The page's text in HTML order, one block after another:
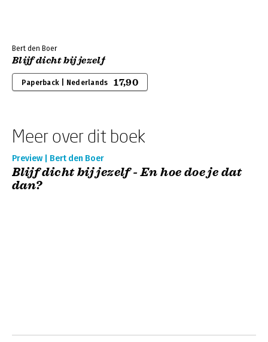
Bert den Boer
Blijf dicht bij jezelf
Paperback | Nederlands 17,90
Meer over dit boek
Preview | Bert den Boer
Blijf dicht bij jezelf - En hoe doe je dat
dan?